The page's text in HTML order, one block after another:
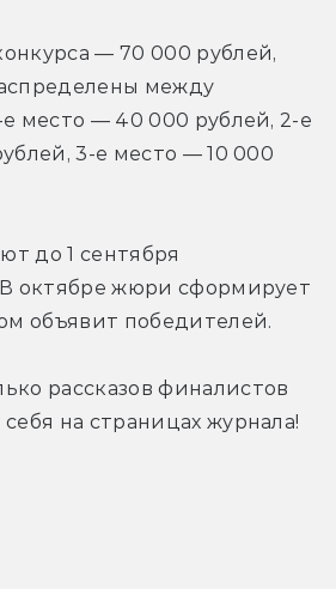
— 70 000 рублей,
между
е место — 40 000 рублей, 2-е
3-е место — 10 000
до 1 сентября
октябре жюри сформирует
объявит победителей.
рассказов финалистов
на страницах журнала!